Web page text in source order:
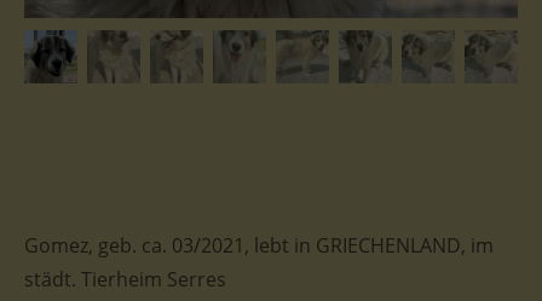
Gomez, geb. ca. 03/2021, lebt in GRIECHENLAND, im
städt. Tierheim Serres